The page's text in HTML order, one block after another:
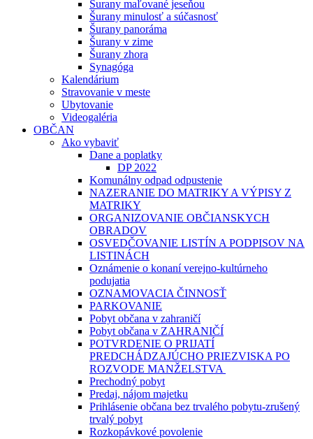
Šurany maľované jeseňou
Šurany minulosť a súčasnosť
Šurany panoráma
Šurany v zime
Šurany zhora
Synagóga
Kalendárium
Stravovanie v meste
Ubytovanie
Videogaléria
OBČAN
Ako vybaviť
Dane a poplatky
DP 2022
Komunálny odpad odpustenie
NAZERANIE DO MATRIKY A VÝPISY Z
MATRIKY
ORGANIZOVANIE OBČIANSKYCH
OBRADOV
OSVEDČOVANIE LISTÍN A PODPISOV NA
LISTINÁCH
Oznámenie o konaní verejno-kultúrneho
podujatia
OZNAMOVACIA ČINNOSŤ
PARKOVANIE
Pobyt občana v zahraničí
Pobyt občana v ZAHRANIČÍ
POTVRDENIE O PRIJATÍ
PREDCHÁDZAJÚCHO PRIEZVISKA PO
ROZVODE MANŽELSTVA
Prechodný pobyt
Predaj, nájom majetku
Prihlásenie občana bez trvalého pobytu-zrušený
trvalý pobyt
Rozkopávkové povolenie